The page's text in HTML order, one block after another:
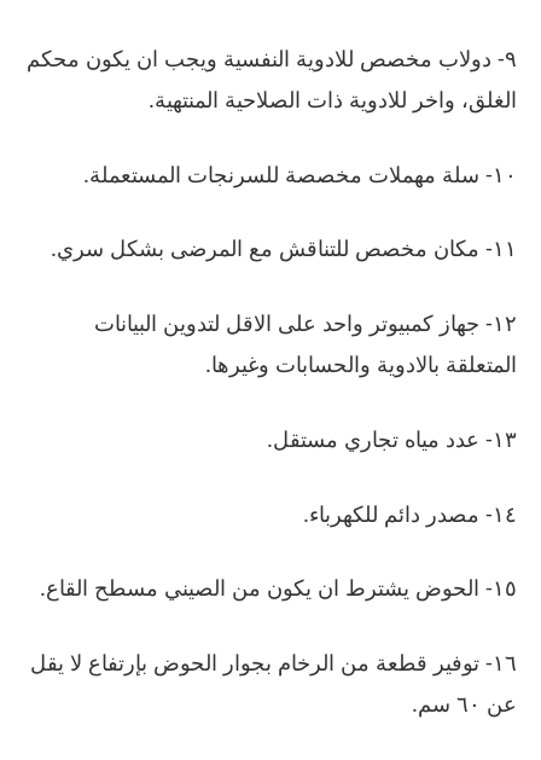
٩- دولاب مخصص للادوية النفسية ويجب ان يكون محكم
الغلق، واخر للادوية ذات الصلاحية المنتهية.
١٠- سلة مهملات مخصصة للسرنجات المستعملة.
١١- مكان مخصص للتناقش مع المرضى بشكل سري.
١٢- جهاز كمبيوتر واحد على الاقل لتدوين البيانات
المتعلقة بالادوية والحسابات وغيرها.
١٣- عدد مياه تجاري مستقل.
١٤- مصدر دائم للكهرباء.
١٥- الحوض يشترط ان يكون من الصيني مسطح القاع.
١٦- توفير قطعة من الرخام بجوار الحوض بإرتفاع لا يقل
عن ٦٠ سم.